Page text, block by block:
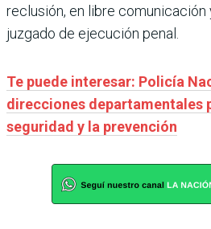
reclusión, en libre
juzgado de ejecución penal.
Te puede interesar: Policía
direcciones departamentales
seguridad y la prevención